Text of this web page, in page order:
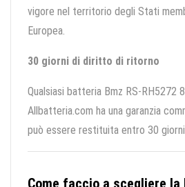
vigore nel territorio degli Stati
Europea.
30 giorni di diritto di ritorno
Qualsiasi batteria Bmz RS-RH5272
Allbatteria.com ha una garanzia
può essere restituita entro 30